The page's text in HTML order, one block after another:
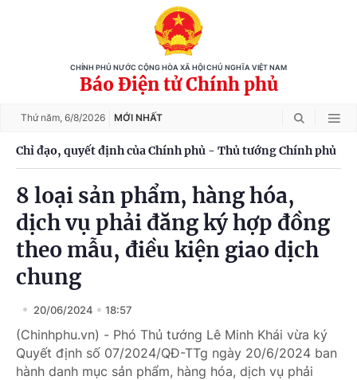
CHÍNH PHỦ NƯỚC CỘNG HÒA XÃ HỘI CHỦ NGHĨA VIỆT NAM
Báo Điện tử Chính phủ
Thứ năm, 6/8/2026 MỚI NHẤT
Chỉ đạo, quyết định của Chính phủ - Thủ tướng Chính phủ
8 loại sản phẩm, hàng hóa,
dịch vụ phải đăng ký hợp đồng
theo mẫu, điều kiện giao dịch
chung
20/06/2024 18:57
(Chinhphu.vn) - Phó Thủ tướng Lê Minh Khái vừa ký
Quyết định số 07/2024/QĐ-TTg ngày 20/6/2024 ban
hành danh mục sản phẩm, hàng hóa, dịch vụ phải